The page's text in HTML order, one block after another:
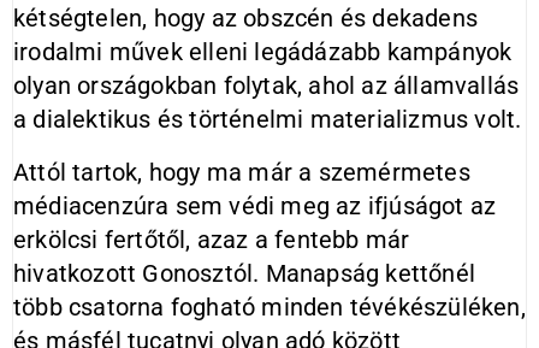
kétségtelen, hogy az obszcén és dekadens
irodalmi művek elleni legádázabb kampányok
olyan országokban folytak, ahol az államvallás
a dialektikus és történelmi materializmus volt.
Attól tartok, hogy ma már a szemérmetes
médiacenzúra sem védi meg az ifjúságot az
erkölcsi fertőtől, azaz a fentebb már
hivatkozott Gonosztól. Manapság kettőnél
több csatorna fogható minden tévékészüléken,
és másfél tucatnyi olyan adó között